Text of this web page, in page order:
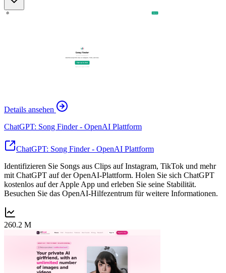
Details ansehen
ChatGPT: Song Finder - OpenAI Plattform
ChatGPT: Song Finder - OpenAI Plattform
Identifizieren Sie Songs aus Clips auf Instagram, TikTok und mehr
mit ChatGPT auf der OpenAI-Plattform. Holen Sie sich ChatGPT
kostenlos auf der Apple App und erleben Sie seine Stabilität.
Besuchen Sie das OpenAI-Hilfezentrum für weitere Informationen.
260.2 M